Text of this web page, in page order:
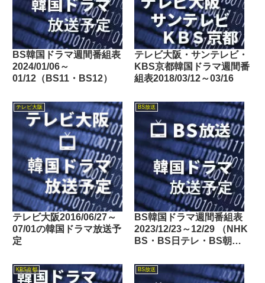
BS韓国ドラマ週間番組表
2024/01/06～
01/12（BS11・BS12）
テレビ大阪・サンテレビ・
KBS京都韓国ドラマ週間番
組表2018/03/12～03/16
テレビ大阪
テレビ大阪2016/06/27～
07/01の韓国ドラマ放送予
定
BS放送
BS韓国ドラマ週間番組表
2023/12/23～12/29 （NHK
BS・BS日テレ・BS朝
東・BSフジ）
KBS京都 BS放送